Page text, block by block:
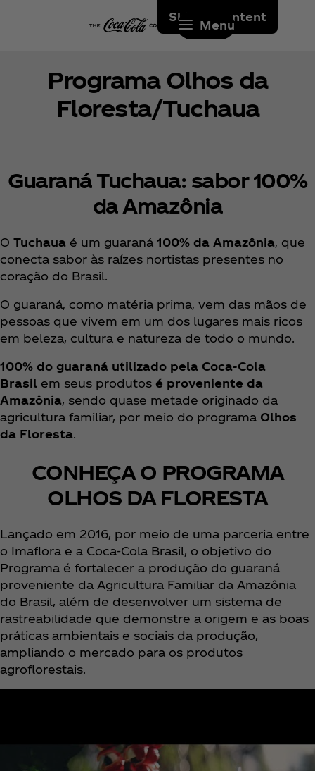
Skip to content
Menu
Programa Olhos da
Floresta/Tuchaua
Guaraná Tuchaua: sabor 100%
da Amazônia
O Tuchaua é um guaraná 100% da Amazônia, que
conecta sabor às raízes nortistas presentes no
coração do Brasil.
O guaraná, como matéria prima, vem das mãos de
pessoas que vivem em um dos lugares mais ricos
em beleza, cultura e natureza de todo o mundo.
100% do guaraná utilizado pela Coca‑Cola
Brasil em seus produtos é proveniente da
Amazônia, sendo quase metade originado da
agricultura familiar, por meio do programa Olhos
da Floresta.
CONHEÇA O PROGRAMA
OLHOS DA FLORESTA
Lançado em 2016, por meio de uma parceria entre
o Imaflora e a Coca‑Cola Brasil, o objetivo do
Programa é fortalecer a produção do guaraná
proveniente da Agricultura Familiar da Amazônia
do Brasil, além de desenvolver um sistema de
rastreabilidade que demonstre a origem e as boas
práticas ambientais e sociais da produção,
ampliando o mercado para os produtos
agroflorestais.